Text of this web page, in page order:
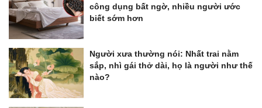
công dụng bất ngờ, nhiều người ước
biết sớm hơn
Người xưa thường nói: Nhất trai nằm
sắp, nhì gái thở dài, họ là người như thế
nào?